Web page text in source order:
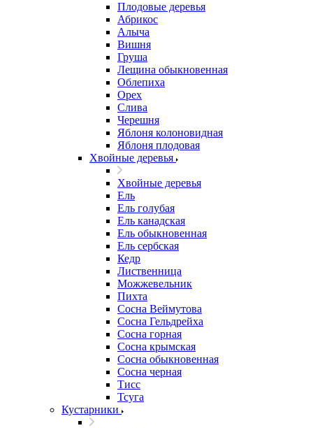
Плодовые деревья
Абрикос
Алыча
Вишня
Груша
Лещина обыкновенная
Облепиха
Орех
Слива
Черешня
Яблоня колоновидная
Яблоня плодовая
Хвойные деревья
Хвойные деревья
Ель
Ель голубая
Ель канадская
Ель обыкновенная
Ель сербская
Кедр
Лиственница
Можжевельник
Пихта
Сосна Веймутова
Сосна Гельдрейха
Сосна горная
Сосна крымская
Сосна обыкновенная
Сосна черная
Тисс
Тсуга
Кустарники